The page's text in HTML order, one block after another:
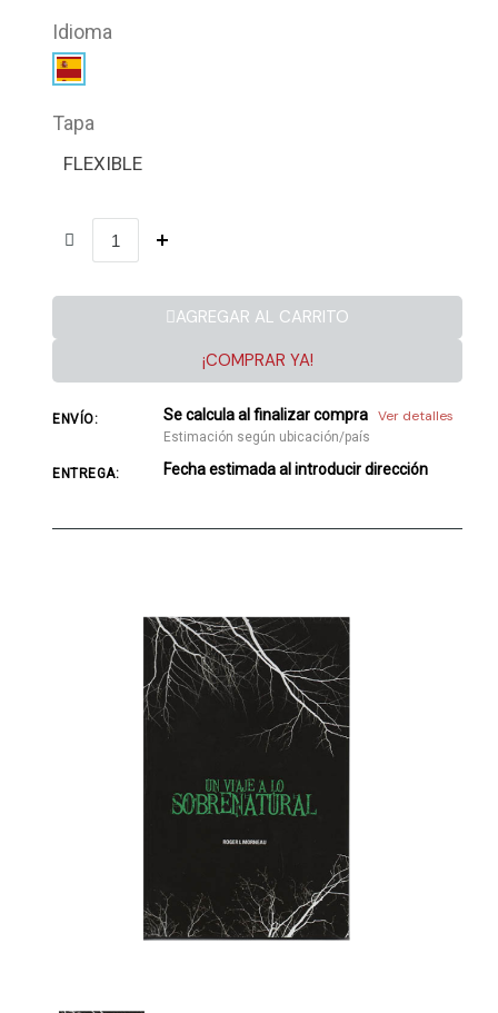
Idioma
Tapa
FLEXIBLE
AGREGAR AL CARRITO
¡COMPRAR YA!
ENVÍO: Se calcula al finalizar compra Ver detalles
Estimación según ubicación/país
ENTREGA: Fecha estimada al introducir dirección